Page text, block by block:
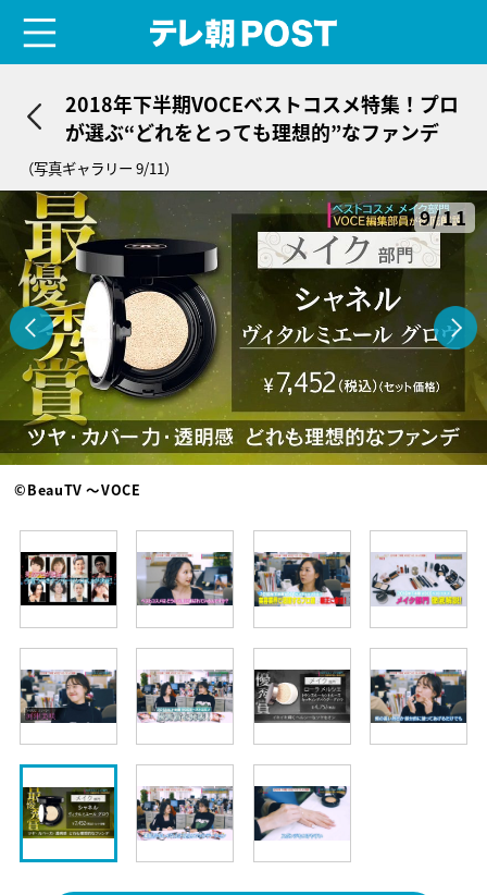
2018年下半期VOCEベストコスメ特集！プロ
が選ぶ“どれをとっても理想的”なファンデ
（写真ギャラリー 9/11）
9/11
©BeauTV ～VOCE